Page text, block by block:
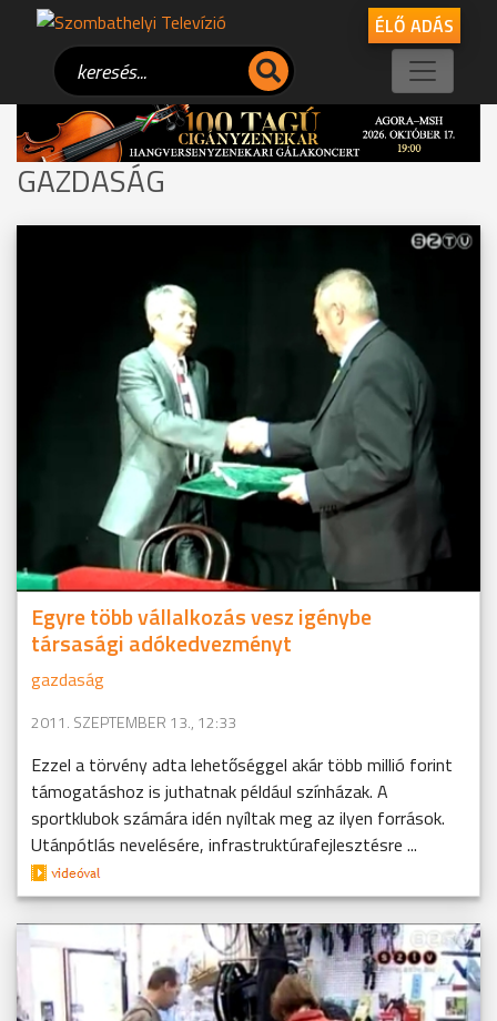
ÉLŐ ADÁS
GAZDASÁG
Egyre több vállalkozás vesz igénybe
társasági adókedvezményt
gazdaság
2011. SZEPTEMBER 13., 12:33
Ezzel a törvény adta lehetőséggel akár több millió forint
támogatáshoz is juthatnak például színházak. A
sportklubok számára idén nyíltak meg az ilyen források.
Utánpótlás nevelésére, infrastruktúrafejlesztésre ...